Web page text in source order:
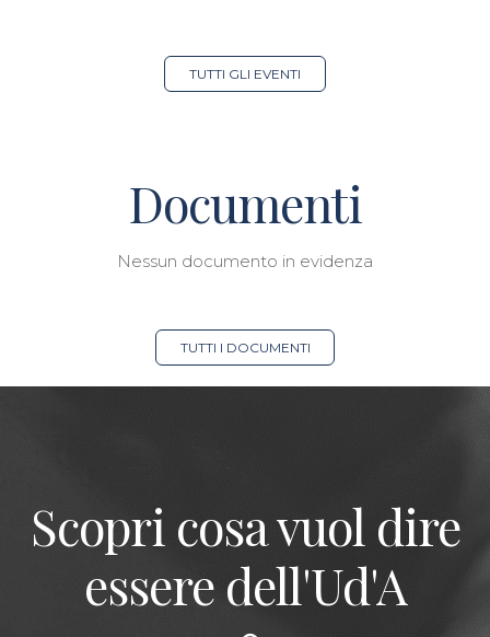
TUTTI GLI EVENTI
Documenti
Nessun documento in evidenza
TUTTI I DOCUMENTI
Scopri cosa vuol dire
essere dell'Ud'A